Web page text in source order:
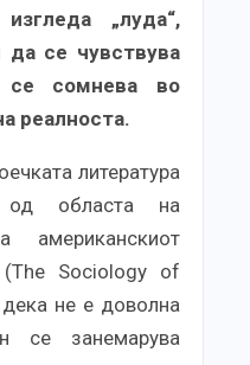
„луда“,
да се чувствува
се сомнева во
реалноста.
литература
областа на
американскиот
Sociology of
не е доволна
се занемарува